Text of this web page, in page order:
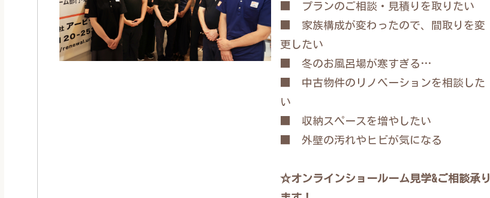
■ プランのご相談・見積りを取りたい
■ 家族構成が変わったので、間取りを変
更したい
■ 冬のお風呂場が寒すぎる…
■ 中古物件のリノベーションを相談した
い
■ 収納スペースを増やしたい
■ 外壁の汚れやヒビが気になる
☆オンラインショールーム見学&ご相談承り